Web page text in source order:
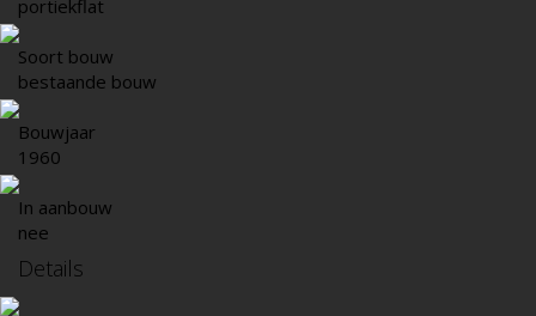
portiekflat
Soort bouw
bestaande bouw
Bouwjaar
1960
In aanbouw
nee
Details